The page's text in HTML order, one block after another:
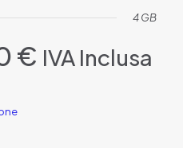
4 GB
€.
€ Il
prezzo
IVA Inclusa